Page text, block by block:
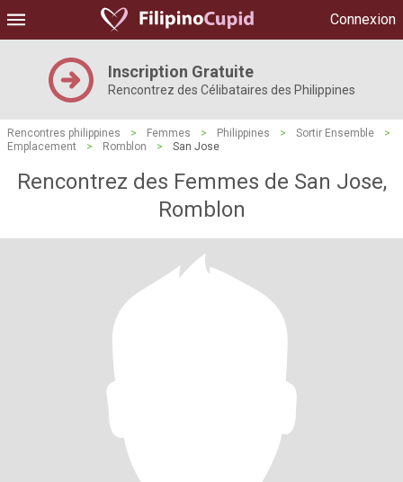
Connexion
Inscription Gratuite
Rencontrez des Célibataires des Philippines
Rencontres philippines > Femmes > Philippines > Sortir Ensemble
>
Emplacement
> Romblon > San Jose
Rencontrez des Femmes de San Jose,
Romblon